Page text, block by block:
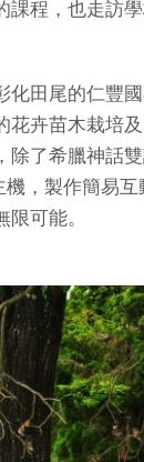
程，也走訪
化田尾的仁豐
卉苗木栽培
除了希臘神話
，製作簡易
可能。